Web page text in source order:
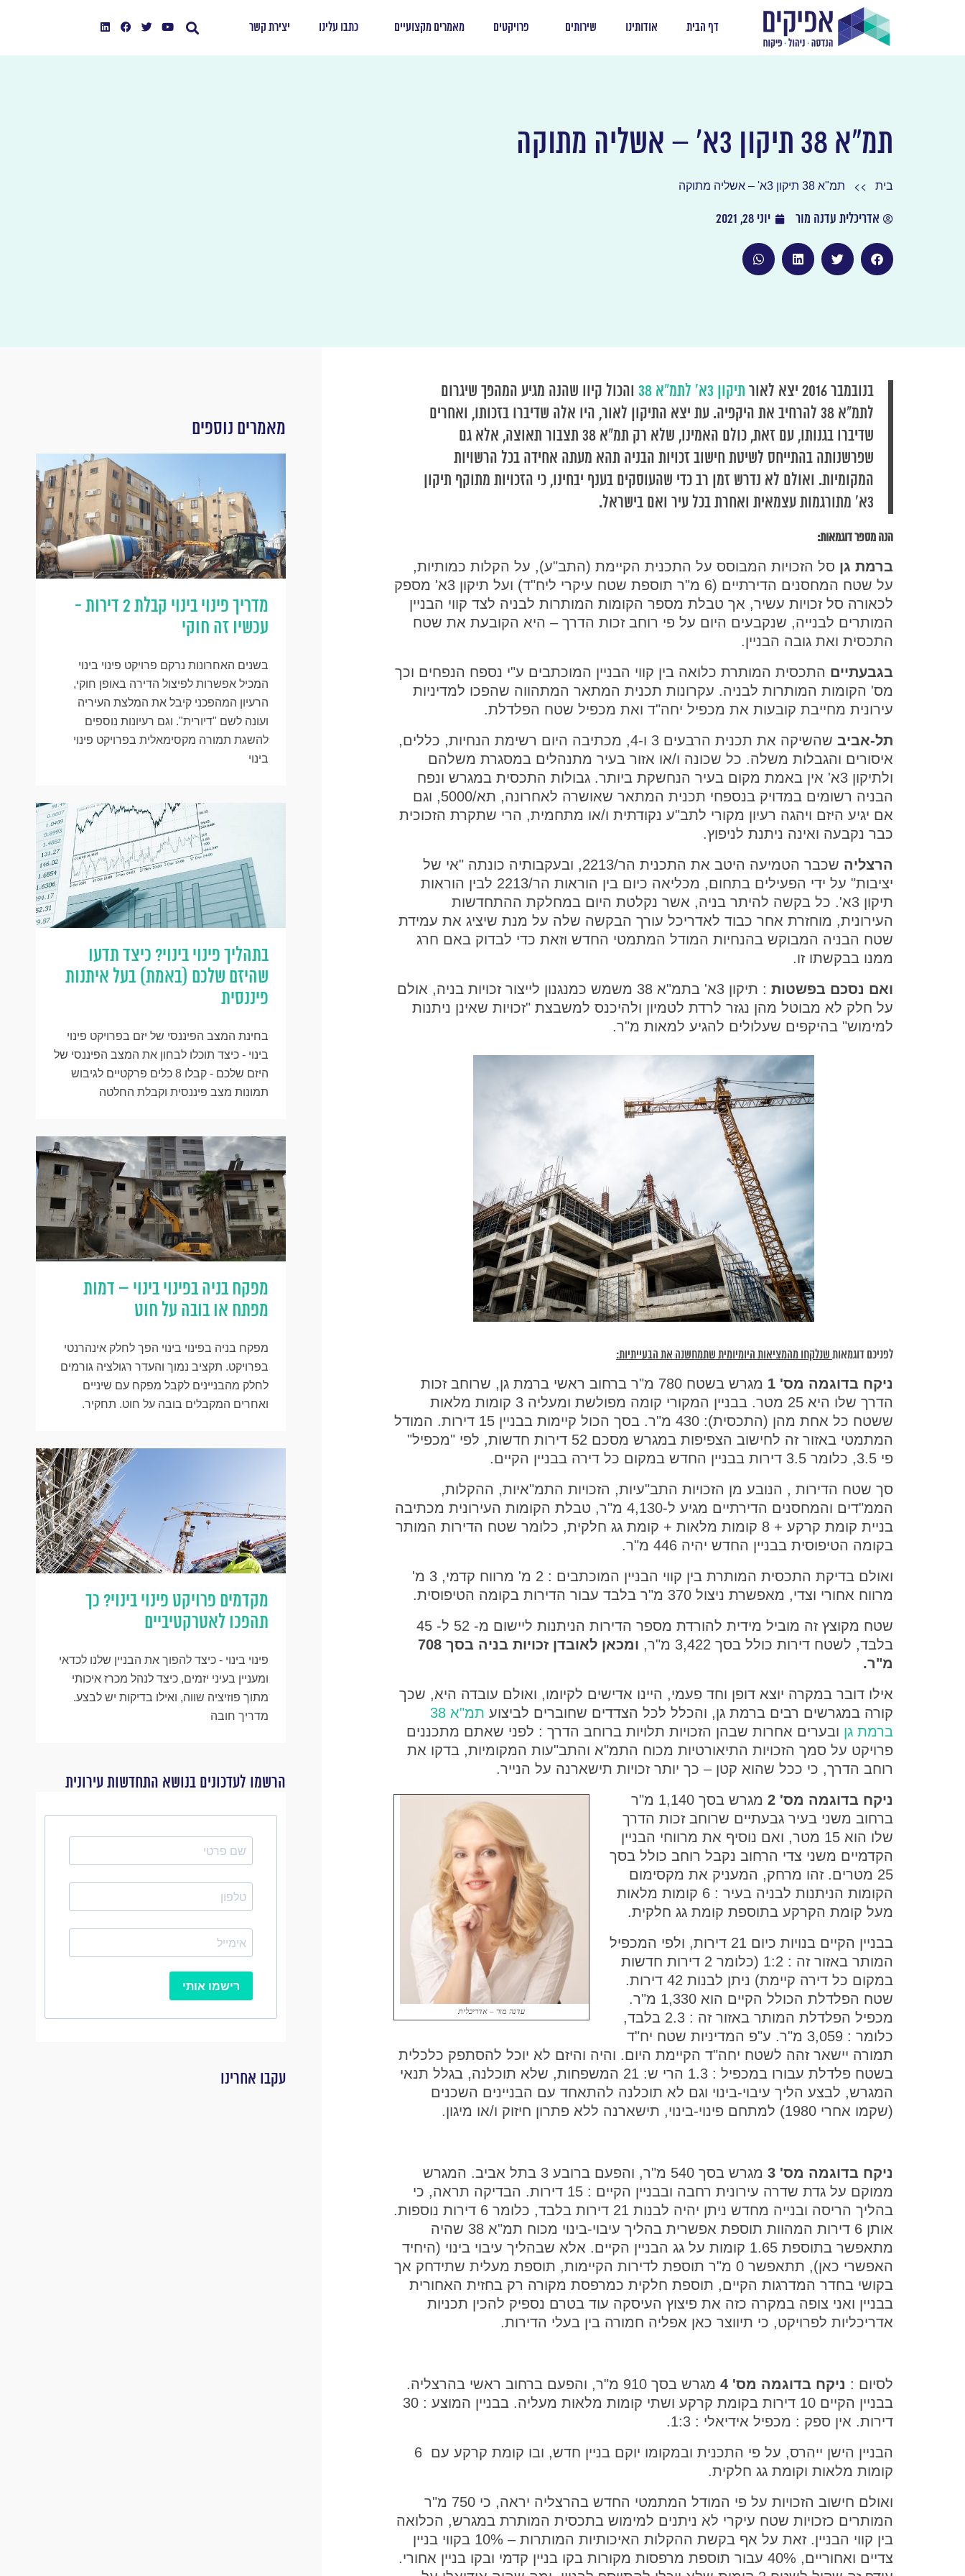
דף הבית אודותינו שירותים פרויקטים מאמרים מקצועיים כתבו עלינו יצירת קשר
תמ"א 38 תיקון 3א' – אשליה מתוקה
בית >> תמ"א 38 תיקון 3א' – אשליה מתוקה
אדריכלית עדנה מור יוני 28, 2021
בנובמבר 2016 יצא לאור תיקון 3א' לתמ"א 38
והכול קיוו שהנה מגיע המהפך שיגרום
לתמ"א 38 להרחיב את היקפיה. עת יצא התיקון לאור, היו אלה שדיברו בזכותו, ואחרים
שדיברו בגנותו, עם זאת, כולם האמינו, שלא רק תמ"א 38 תצבור תאוצה, אלא גם
שפרשנותה בהתייחס לשיטת חישוב זכויות הבניה תהא מעתה אחידה בכל הרשויות
המקומיות. ואולם לא נדרש זמן רב כדי שהעוסקים בענף יבחינו, כי הזכויות מתוקף תיקון
3א' מתורגמות עצמאית ואחרת בכל עיר ואם בישראל.
הנה מספר דוגמאות:
ברמת גן סל הזכויות המבוסס על התכנית הקיימת (התב"ע), על הקלות כמותיות,
על שטח המחסנים הדירתיים (6 מ"ר תוספת שטח עיקרי ליח"ד) ועל תיקון 3א' מספק
לכאורה סל זכויות עשיר, אך טבלת מספר הקומות המותרות לבניה לצד קווי הבניין
המותרים לבנייה, שנקבעים היום על פי רוחב זכות הדרך – היא הקובעת את שטח
התכסית ואת גובה הבניין.
בגבעתיים התכסית המותרת כלואה בין קווי הבניין המוכתבים ע"י נספח הנפחים וכך
מס' הקומות המותרות לבניה. עקרונות תכנית המתאר המתהווה שהפכו למדיניות
עירונית מחייבת קובעות את מכפיל יחה"ד ואת מכפיל שטח הפלדלת.
תל-אביב
שהשיקה את תכנית הרבעים 3 ו-4, מכתיבה היום רשימת הנחיות, כללים,
איסורים והגבלות משלה. כל שכונה ו/או אזור בעיר מתנהלים במסגרת משלהם
ולתיקון 3א' אין באמת מקום בעיר הנחשקת ביותר. גבולות התכסית במגרש ונפח
הבניה רשומים במדויק בנספחי תכנית המתאר שאושרה לאחרונה, תא/5000, וגם
אם יגיע היזם ויהגה רעיון מקורי לתב"ע נקודתית ו/או מתחמית, הרי שתקרת הזכוכית
כבר נקבעה ואינה ניתנת לניפוץ.
הרצליה
שכבר הטמיעה היטב את התכנית הר/2213, ובעקבותיה כונתה "אי של
יציבות" על ידי הפעילים בתחום, מכליאה כיום בין הוראות הר/2213 לבין הוראות
תיקון 3א'. כל בקשה להיתר בניה, אשר נקלטת היום במחלקת ההתחדשות
העירונית, מוחזרת אחר כבוד לאדריכל עורך הבקשה שלה על מנת שיציג את עמידת
שטח הבניה המבוקש בהנחיות המודל המתמטי החדש וזאת כדי לבדוק באם חרג
ממנו בבקשתו זו.
ואם נסכם בפשטות
: תיקון 3א' בתמ"א 38 משמש כמנגנון לייצור זכויות בניה, אולם
על חלק לא מבוטל מהן נגזר לרדת לטמיון ולהיכנס למשבצת "זכויות שאינן ניתנות
למימוש" בהיקפים שעלולים להגיע למאות מ"ר.
לפניכם דוגמאות שנלקחו מהמציאות היומיומית שתמחשנה את הבעייתיות:
ניקח בדוגמה מס' 1
מגרש בשטח 780 מ"ר ברחוב ראשי ברמת גן, שרוחב זכות
הדרך שלו היא 25 מטר. בבניין המקורי קומה מפולשת ומעליה 3 קומות מלאות
ששטח כל אחת מהן (התכסית): 430 מ"ר. בסך הכול קיימות בבניין 15 דירות. המודל
המתמטי באזור זה לחישוב הצפיפות במגרש מסכם 52 דירות חדשות, לפי "מכפיל"
פי 3.5, כלומר 3.5 דירות בבניין החדש במקום כל דירה בבניין הקיים.
סך שטח הדירות , הנובע מן הזכויות התב"עיות, הזכויות התמ"איות, ההקלות,
הממ"דים והמחסנים הדירתיים מגיע ל-4,130 מ"ר, טבלת הקומות העירונית מכתיבה
בניית קומת קרקע + 8 קומות מלאות + קומת גג חלקית, כלומר שטח הדירות המותר
בקומה הטיפוסית בבניין החדש יהיה 446 מ"ר.
ואולם בדיקת התכסית המותרת בין קווי הבניין המוכתבים : 2 מ' מרווח קדמי, 3 מ'
מרווח אחורי וצדי, מאפשרת ניצול 370 מ"ר בלבד עבור הדירות בקומה הטיפוסית.
שטח מקוצץ זה מוביל מידית להורדת מספר הדירות הניתנות ליישום מ- 52 ל- 45
בלבד, לשטח דירות כולל בסך 3,422 מ"ר,
ומכאן לאובדן זכויות בניה בסך 708
מ"ר.
אילו דובר במקרה יוצא דופן וחד פעמי, היינו אדישים לקיומו, ואולם עובדה היא, שכך
קורה במגרשים רבים ברמת גן, והכלל לכל הצדדים שחוברים לביצוע
תמ"א 38
ברמת גן ובערים אחרות שבהן הזכויות תלויות ברוחב הדרך : לפני שאתם מתכננים
פרויקט על סמך הזכויות התיאורטיות מכוח התמ"א והתב"עות המקומיות, בדקו את
רוחב הדרך, כי ככל שהוא קטן – כך יותר זכויות תישארנה על הנייר.
עדנה מור – אדריכלית
ניקח בדוגמה מס' 2
מגרש בסך 1,140 מ"ר
ברחוב משני בעיר גבעתיים שרוחב זכות הדרך
שלו הוא 15 מטר, ואם נוסיף את מרווחי הבניין
הקדמיים משני צדי הרחוב נקבל רוחב כולל בסך
25 מטרים. זהו מרחק, המעניק את מקסימום
הקומות הניתנות לבניה בעיר : 6 קומות מלאות
מעל קומת הקרקע בתוספת קומת גג חלקית.
בבניין הקיים בנויות כיום 21 דירות, ולפי המכפיל
המותר באזור זה : 1:2 (כלומר 2 דירות חדשות
במקום כל דירה קיימת) ניתן לבנות 42 דירות.
שטח הפלדלת הכולל הקיים הוא 1,330 מ"ר.
מכפיל הפלדלת המותר באזור זה : 2.3 בלבד,
כלומר : 3,059 מ"ר. ע"פ המדיניות שטח יח"ד
תמורה יישאר זהה לשטח יחה"ד הקיימת היום. והיה והיזם לא יוכל להסתפק כלכלית
בשטח פלדלת עבורו במכפיל : 1.3 הרי ש: 21 המשפחות, שלא תוכלנה, בגלל תנאי
המגרש, לבצע הליך עיבוי-בינוי וגם לא תוכלנה להתאחד עם הבניינים השכנים
(שקמו אחרי 1980) למתחם פינוי-בינוי, תישארנה ללא פתרון חיזוק ו/או מיגון.
ניקח בדוגמה מס' 3
מגרש בסך 540 מ"ר, והפעם ברובע 3 בתל אביב. המגרש
ממוקם על גדת שדרה עירונית רחבה ובבניין הקיים : 15 דירות. הבדיקה תראה, כי
בהליך הריסה ובנייה מחדש ניתן יהיה לבנות 21 דירות בלבד, כלומר 6 דירות נוספות.
אותן 6 דירות המהוות תוספת אפשרית בהליך עיבוי-בינוי מכוח תמ"א 38 שהיה
מתאפשר בתוספת 1.65 קומות על גג הבניין הקיים. אלא שבהליך עיבוי בינוי (היחיד
האפשרי כאן), תתאפשר 0 מ"ר תוספת לדירות הקיימות, תוספת מעלית שתידחק אך
בקושי בחדר המדרגות הקיים, תוספת חלקית כמרפסת מקורה רק בחזית האחורית
בבניין ואני צופה במקרה כזה את פיצוץ העיסקה עוד בטרם נספיק להכין תכניות
אדריכליות לפרויקט, כי תיווצר כאן אפליה חמורה בין בעלי הדירות.
לסיום : ניקח בדוגמה מס' 4
מגרש בסך 910 מ"ר, והפעם ברחוב ראשי בהרצליה.
בבניין הקיים 10 דירות בקומת קרקע ושתי קומות מלאות מעליה. בבניין המוצע : 30
דירות. אין ספק : מכפיל אידיאלי : 1:3.
הבניין הישן ייהרס, על פי התכנית ובמקומו יוקם בניין חדש, ובו קומת קרקע עם 6
קומות מלאות וקומת גג חלקית.
ואולם חישוב הזכויות על פי המודל המתמטי החדש בהרצליה יראה, כי 750 מ"ר
המותרים כזכויות שטח עיקרי לא ניתנים למימוש בתכסית המותרת במגרש, הכלואה
בין קווי הבניין. זאת על אף בקשת ההקלות האיכותיות המותרות – 10% בקווי בניין
צדיים ואחוריים, 40% עבור תוספת מרפסות מקורות בקו בניין קדמי ובקו בניין אחורי.
מאמרים נוספים
מדריך פינוי בינוי קבלת 2 דירות -
עכשיו זה חוקי
בשנים האחרונות נרקם פרויקט פינוי בינוי
המכיל אפשרות לפיצול הדירה באופן חוקי,
הרעיון המהפכני קיבל את המלצת העיריה
ועונה לשם "דיורית". וגם רעיונות נוספים
להשגת תמורה מקסימאלית בפרויקט פינוי
בינוי
בתהליך פינוי בינוי? כיצד תדעו
שהיזם שלכם (באמת) בעל איתנות
פיננסית
בחינת המצב הפיננסי של יזם בפרויקט פינוי
בינוי - כיצד תוכלו לבחון את המצב הפיננסי של
היזם שלכם - קבלו 8 כלים פרקטיים לגיבוש
תמונות מצב פיננסית וקבלת החלטה
מפקח בניה בפינוי בינוי – דמות
מפתח או בובה על חוט
מפקח בניה בפינוי בינוי הפך לחלק אינהרנטי
בפרויקט. תקציב נמוך והעדר רגולציה גורמים
לחלק מהבניינים לקבל מפקח עם שיניים
ואחרים המקבלים בובה על חוט. תחקיר.
מקדמים פרויקט פינוי בינוי? כך
תהפכו לאטרקטיביים
פינוי בינוי - כיצד להפוך את הבניין שלנו לכדאי
ומעניין בעיני יזמים, כיצד לנהל מכרז איכותי
מתוך פוזיציה שווה, ואילו בדיקות יש לבצע.
מדריך חובה
הרשמו לעדכונים בנושא התחדשות עירונית
רישמו אותי
עקבו אחרינו